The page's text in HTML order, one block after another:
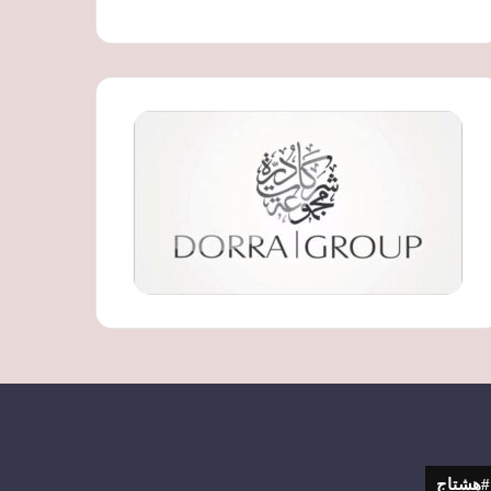
#هشتاج